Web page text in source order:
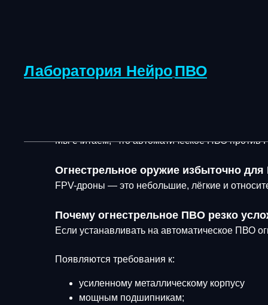
Лаборатория НейроПВО
Мы считаем, что автоматическое ПВО против
Огнестрельное оружие избыточно для
FPV-дроны — это небольшие, лёгкие и
Почему огнестрельное ПВО резко
Если устанавливать на автоматическое ПВО
Появляются требования к:
усиленному металлическому корпусу
мощным подшипникам;